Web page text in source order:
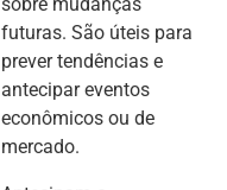
futuras. São úteis para
prever tendências e
antecipar eventos
econômicos ou de
mercado.